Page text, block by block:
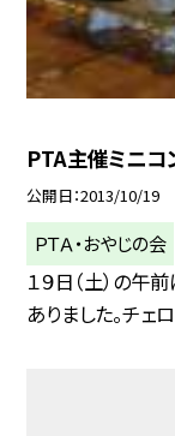
PTA主催ミニコ
公開日 2013/10/19
ＰＴＡ・おやじの会
１９日（土）の午
ありました。チェ